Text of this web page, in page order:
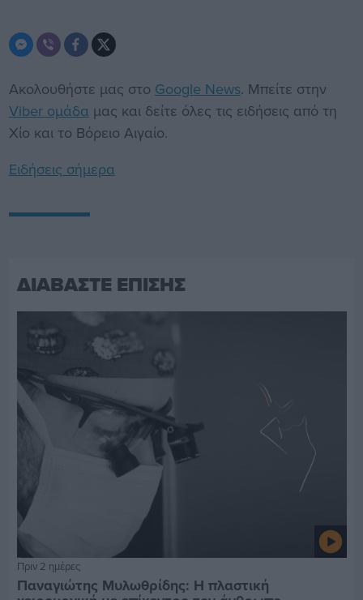
Ακολουθήστε μας στο Google News. Μπείτε στην
Viber ομάδα μας και δείτε όλες τις ειδήσεις από τη
Χίο και το Βόρειο Αιγαίο.
Ειδήσεις σήμερα
ΔΙΑΒΑΣΤΕ ΕΠΙΣΗΣ
Πριν 2 ημέρες
Παναγιώτης Μυλωθρίδης: Η πλαστική